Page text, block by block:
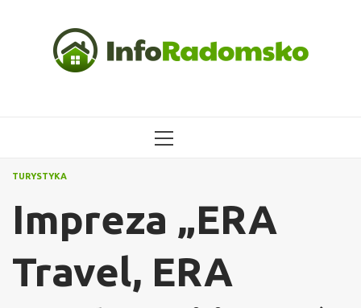
MENU
TURYSTYKA
Impreza „ERA
Travel, ERA